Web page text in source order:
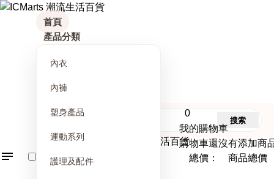
首頁
產品分類
內衣
內褲
塑身產品
運動系列
護理及配件
0
我的購物車
購物車還沒有添加商
總價： 商品總價
搜索